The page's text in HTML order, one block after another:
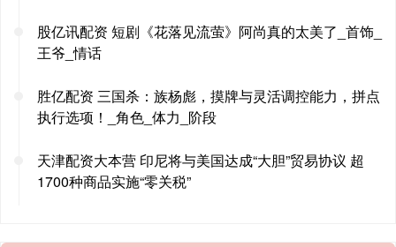
股亿讯配资 短剧《花落见流萤》阿尚真的太美了_首饰_
王爷_情话
胜亿配资 三国杀：族杨彪，摸牌与灵活调控能力，拼点
执行选项！_角色_体力_阶段
天津配资大本营 印尼将与美国达成“大胆”贸易协议 超
1700种商品实施“零关税”